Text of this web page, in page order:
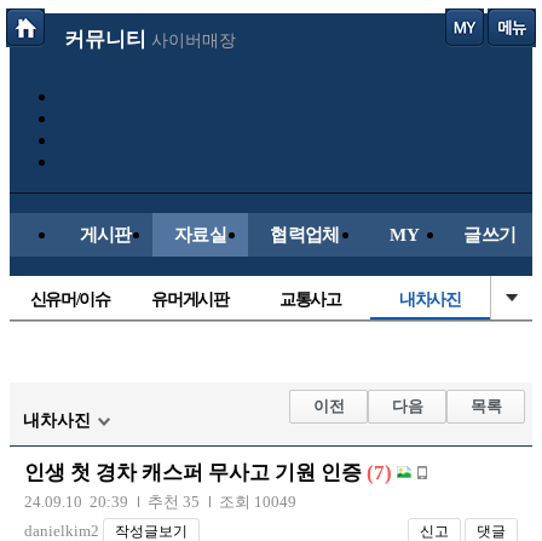
커뮤니티 사이버매장
게시판 자료실 협력업체 MY 글쓰기
신유머/이슈 유머게시판 교통사고 내차사진
자유사진 군사/무기
트럭/버스
장착시공사진
내차사진
이전 다음 목록
인생 첫 경차 캐스퍼 무사고 기원 인증 (7)
24.09.10 20:39 추천 35
조회 10049
danielkim2
작성글보기 신고 댓글